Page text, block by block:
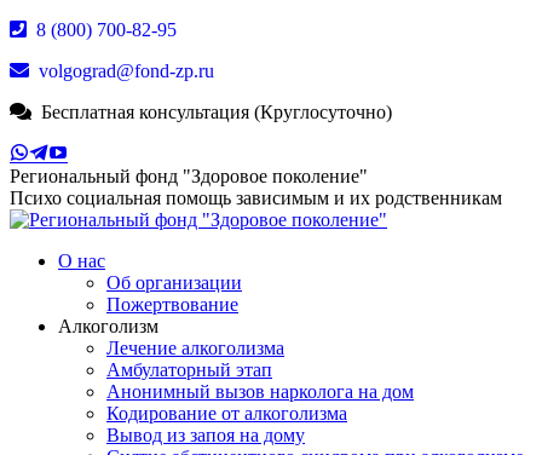
Перейти
содержанию
8 (800) 700-82-95
volgograd@fond-zp.ru
Бесплатная консультация (Круглосуточно)
Страница
Whatsapp
открывается
в
окне
Страница
Телеграм
открывается
в
окне
YouTube
открывается
в
окне
Региональный фонд "Здоровое поколение"
Психо социальная помощь зависимым и их родственникам
О нас
Об организации
Пожертвование
Алкоголизм
Лечение алкоголизма
Амбулаторный этап
Анонимный вызов нарколога на дом
Кодирование от алкоголизма
Вывод из запоя на дому